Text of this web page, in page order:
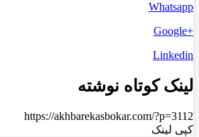
Whatsapp
+Google
Linkedin
لینک کوتاه نوشته
https://akhbarekasbokar.com/?p=3112
کپی لینک